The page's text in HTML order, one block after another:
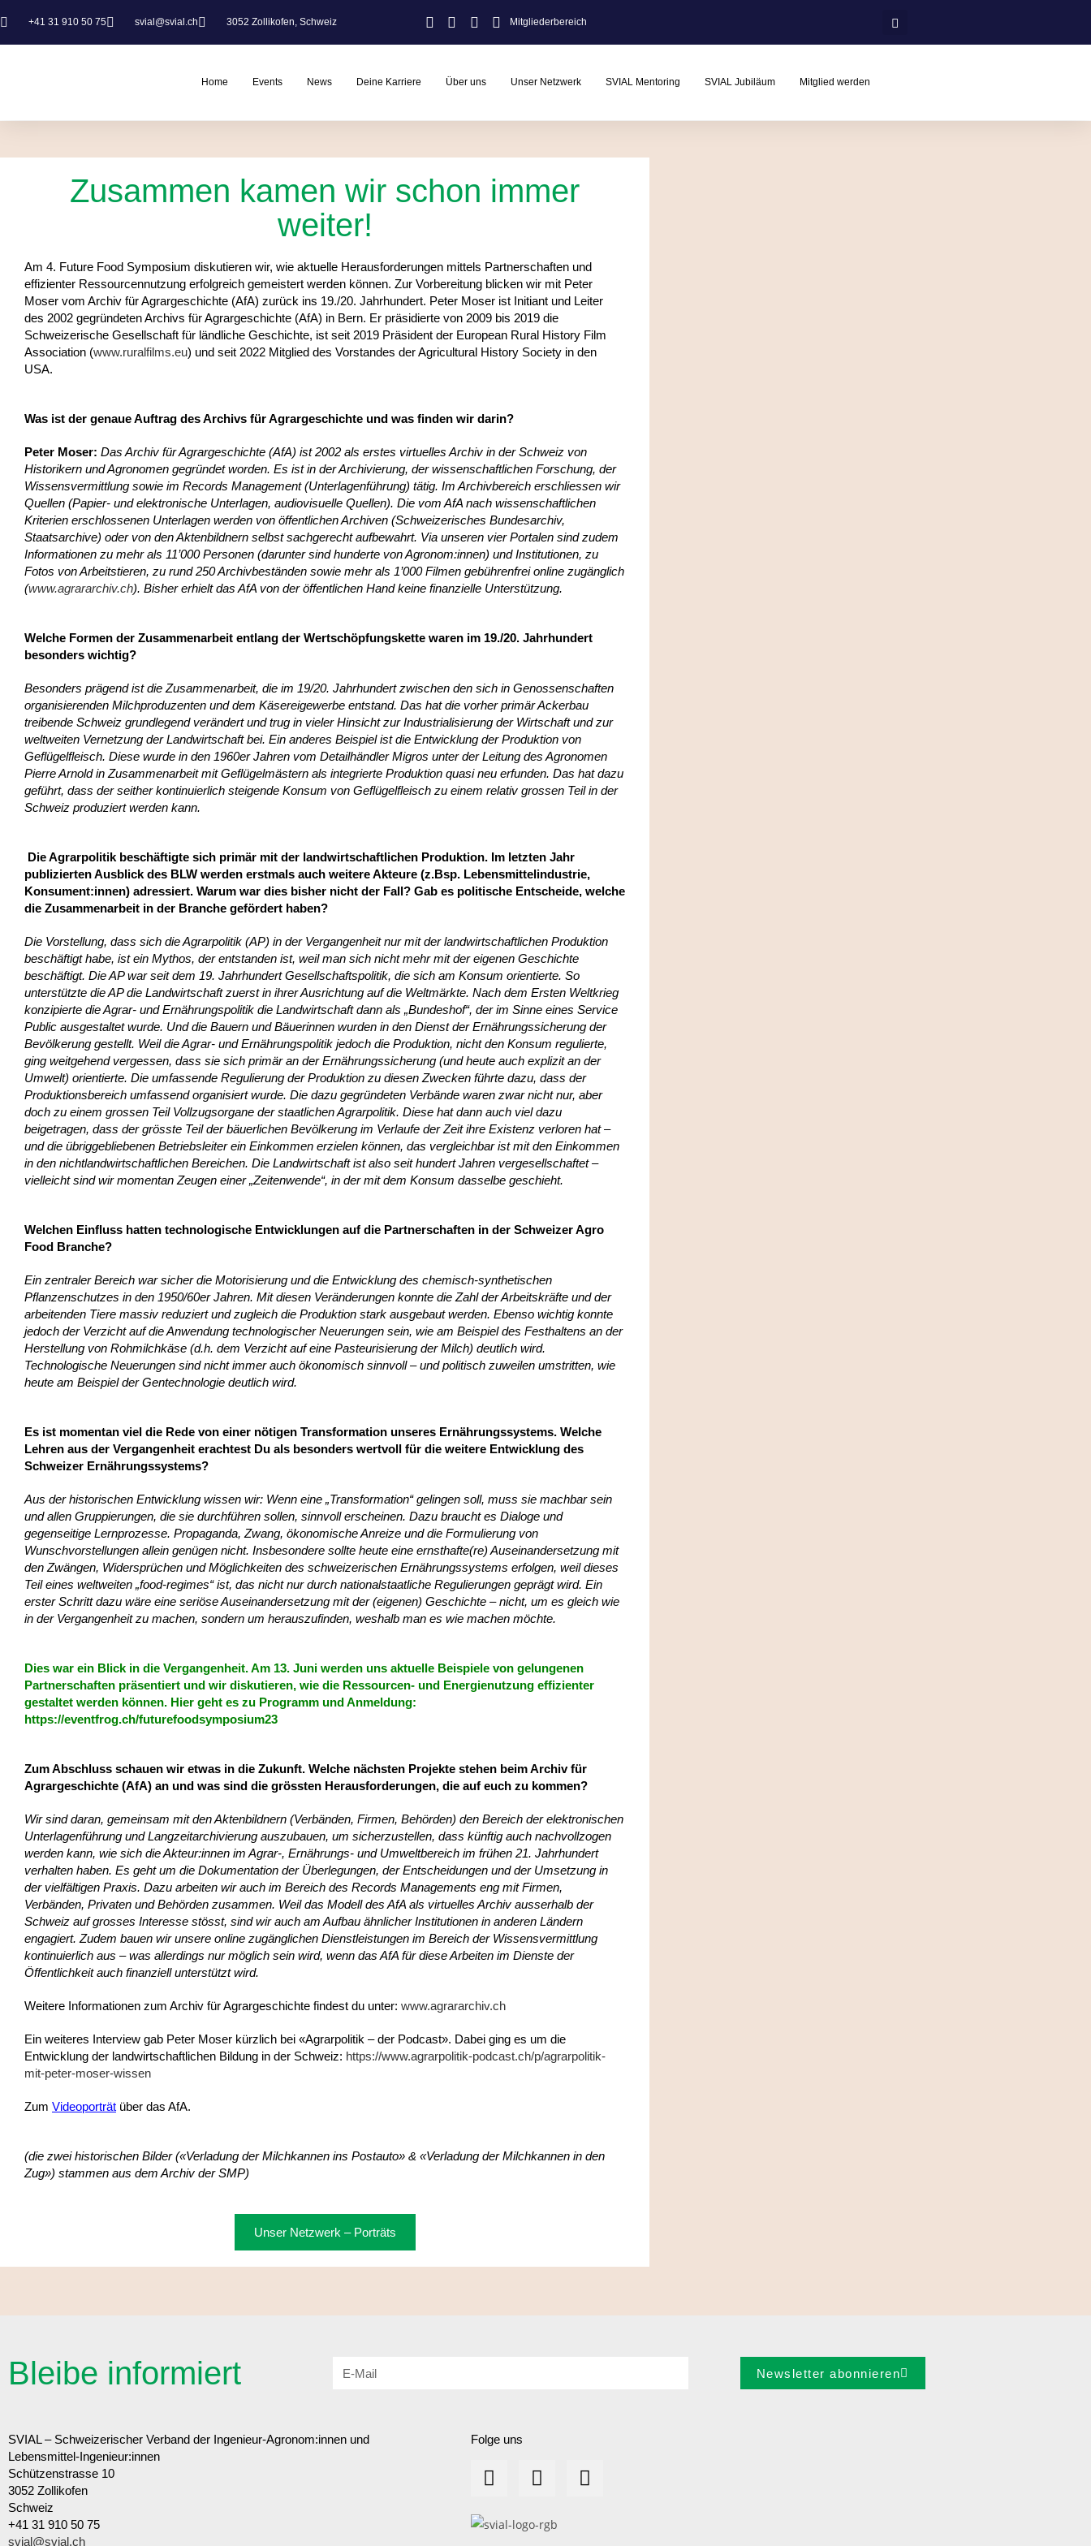
+41 31 910 50 75 svial@svial.ch 3052 Zollikofen, Schweiz Mitgliederbereich
Home Events News Deine Karriere Über uns Unser Netzwerk SVIAL Mentoring SVIAL Jubiläum Mitglied werden
Zusammen kamen wir schon immer
weiter!
Am 4. Future Food Symposium diskutieren wir, wie aktuelle Herausforderungen mittels Partnerschaften und
effizienter Ressourcennutzung erfolgreich gemeistert werden können. Zur Vorbereitung blicken wir mit Peter
Moser vom Archiv für Agrargeschichte (AfA) zurück ins 19./20. Jahrhundert. Peter Moser ist Initiant und Leiter
des 2002 gegründeten Archivs für Agrargeschichte (AfA) in Bern. Er präsidierte von 2009 bis 2019 die
Schweizerische Gesellschaft für ländliche Geschichte, ist seit 2019 Präsident der European Rural History Film
Association (www.ruralfilms.eu) und seit 2022 Mitglied des Vorstandes der Agricultural History Society in den
USA.
Was ist der genaue Auftrag des Archivs für Agrargeschichte und was finden wir darin?
Peter Moser: Das Archiv für Agrargeschichte (AfA) ist 2002 als erstes virtuelles Archiv in der Schweiz von
Historikern und Agronomen gegründet worden. Es ist in der Archivierung, der wissenschaftlichen Forschung, der
Wissensvermittlung sowie im Records Management (Unterlagenführung) tätig. Im Archivbereich erschliessen wir
Quellen (Papier- und elektronische Unterlagen, audiovisuelle Quellen). Die vom AfA nach wissenschaftlichen
Kriterien erschlossenen Unterlagen werden von öffentlichen Archiven (Schweizerisches Bundesarchiv,
Staatsarchive) oder von den Aktenbildnern selbst sachgerecht aufbewahrt. Via unseren vier Portalen sind zudem
Informationen zu mehr als 11’000 Personen (darunter sind hunderte von Agronom:innen) und Institutionen, zu
Fotos von Arbeitstieren, zu rund 250 Archivbeständen sowie mehr als 1’000 Filmen gebührenfrei online zugänglich
(www.agrararchiv.ch). Bisher erhielt das AfA von der öffentlichen Hand keine finanzielle Unterstützung.
Welche Formen der Zusammenarbeit entlang der Wertschöpfungskette waren im 19./20. Jahrhundert
besonders wichtig?
Besonders prägend ist die Zusammenarbeit, die im 19/20. Jahrhundert zwischen den sich in Genossenschaften
organisierenden Milchproduzenten und dem Käsereigewerbe entstand. Das hat die vorher primär Ackerbau
treibende Schweiz grundlegend verändert und trug in vieler Hinsicht zur Industrialisierung der Wirtschaft und zur
weltweiten Vernetzung der Landwirtschaft bei. Ein anderes Beispiel ist die Entwicklung der Produktion von
Geflügelfleisch. Diese wurde in den 1960er Jahren vom Detailhändler Migros unter der Leitung des Agronomen
Pierre Arnold in Zusammenarbeit mit Geflügelmästern als integrierte Produktion quasi neu erfunden. Das hat dazu
geführt, dass der seither kontinuierlich steigende Konsum von Geflügelfleisch zu einem relativ grossen Teil in der
Schweiz produziert werden kann.
Die Agrarpolitik beschäftigte sich primär mit der landwirtschaftlichen Produktion. Im letzten Jahr
publizierten Ausblick des BLW werden erstmals auch weitere Akteure (z.Bsp. Lebensmittelindustrie,
Konsument:innen) adressiert. Warum war dies bisher nicht der Fall? Gab es politische Entscheide, welche
die Zusammenarbeit in der Branche gefördert haben?
Die Vorstellung, dass sich die Agrarpolitik (AP) in der Vergangenheit nur mit der landwirtschaftlichen Produktion
beschäftigt habe, ist ein Mythos, der entstanden ist, weil man sich nicht mehr mit der eigenen Geschichte
beschäftigt. Die AP war seit dem 19. Jahrhundert Gesellschaftspolitik, die sich am Konsum orientierte. So
unterstützte die AP die Landwirtschaft zuerst in ihrer Ausrichtung auf die Weltmärkte. Nach dem Ersten Weltkrieg
konzipierte die Agrar- und Ernährungspolitik die Landwirtschaft dann als „Bundeshof“, der im Sinne eines Service
Public ausgestaltet wurde. Und die Bauern und Bäuerinnen wurden in den Dienst der Ernährungssicherung der
Bevölkerung gestellt. Weil die Agrar- und Ernährungspolitik jedoch die Produktion, nicht den Konsum regulierte,
ging weitgehend vergessen, dass sie sich primär an der Ernährungssicherung (und heute auch explizit an der
Umwelt) orientierte. Die umfassende Regulierung der Produktion zu diesen Zwecken führte dazu, dass der
Produktionsbereich umfassend organisiert wurde. Die dazu gegründeten Verbände waren zwar nicht nur, aber
doch zu einem grossen Teil Vollzugsorgane der staatlichen Agrarpolitik. Diese hat dann auch viel dazu
beigetragen, dass der grösste Teil der bäuerlichen Bevölkerung im Verlaufe der Zeit ihre Existenz verloren hat –
und die übriggebliebenen Betriebsleiter ein Einkommen erzielen können, das vergleichbar ist mit den Einkommen
in den nichtlandwirtschaftlichen Bereichen. Die Landwirtschaft ist also seit hundert Jahren vergesellschaftet –
vielleicht sind wir momentan Zeugen einer „Zeitenwende“, in der mit dem Konsum dasselbe geschieht.
Welchen Einfluss hatten technologische Entwicklungen auf die Partnerschaften in der Schweizer Agro
Food Branche?
Ein zentraler Bereich war sicher die Motorisierung und die Entwicklung des chemisch-synthetischen
Pflanzenschutzes in den 1950/60er Jahren. Mit diesen Veränderungen konnte die Zahl der Arbeitskräfte und der
arbeitenden Tiere massiv reduziert und zugleich die Produktion stark ausgebaut werden. Ebenso wichtig konnte
jedoch der Verzicht auf die Anwendung technologischer Neuerungen sein, wie am Beispiel des Festhaltens an der
Herstellung von Rohmilchkäse (d.h. dem Verzicht auf eine Pasteurisierung der Milch) deutlich wird.
Technologische Neuerungen sind nicht immer auch ökonomisch sinnvoll – und politisch zuweilen umstritten, wie
heute am Beispiel der Gentechnologie deutlich wird.
Es ist momentan viel die Rede von einer nötigen Transformation unseres Ernährungssystems. Welche
Lehren aus der Vergangenheit erachtest Du als besonders wertvoll für die weitere Entwicklung des
Schweizer Ernährungssystems?
Aus der historischen Entwicklung wissen wir: Wenn eine „Transformation“ gelingen soll, muss sie machbar sein
und allen Gruppierungen, die sie durchführen sollen, sinnvoll erscheinen. Dazu braucht es Dialoge und
gegenseitige Lernprozesse. Propaganda, Zwang, ökonomische Anreize und die Formulierung von
Wunschvorstellungen allein genügen nicht. Insbesondere sollte heute eine ernsthafte(re) Auseinandersetzung mit
den Zwängen, Widersprüchen und Möglichkeiten des schweizerischen Ernährungssystems erfolgen, weil dieses
Teil eines weltweiten „food-regimes“ ist, das nicht nur durch nationalstaatliche Regulierungen geprägt wird. Ein
erster Schritt dazu wäre eine seriöse Auseinandersetzung mit der (eigenen) Geschichte – nicht, um es gleich wie
in der Vergangenheit zu machen, sondern um herauszufinden, weshalb man es wie machen möchte.
Dies war ein Blick in die Vergangenheit. Am 13. Juni werden uns aktuelle Beispiele von gelungenen
Partnerschaften präsentiert und wir diskutieren, wie die Ressourcen- und Energienutzung effizienter
gestaltet werden können. Hier geht es zu Programm und Anmeldung:
https://eventfrog.ch/futurefoodsymposium23
Zum Abschluss schauen wir etwas in die Zukunft. Welche nächsten Projekte stehen beim Archiv für
Agrargeschichte (AfA) an und was sind die grössten Herausforderungen, die auf euch zu kommen?
Wir sind daran, gemeinsam mit den Aktenbildnern (Verbänden, Firmen, Behörden) den Bereich der elektronischen
Unterlagenführung und Langzeitarchivierung auszubauen, um sicherzustellen, dass künftig auch nachvollzogen
werden kann, wie sich die Akteur:innen im Agrar-, Ernährungs- und Umweltbereich im frühen 21. Jahrhundert
verhalten haben. Es geht um die Dokumentation der Überlegungen, der Entscheidungen und der Umsetzung in
der vielfältigen Praxis. Dazu arbeiten wir auch im Bereich des Records Managements eng mit Firmen,
Verbänden, Privaten und Behörden zusammen. Weil das Modell des AfA als virtuelles Archiv ausserhalb der
Schweiz auf grosses Interesse stösst, sind wir auch am Aufbau ähnlicher Institutionen in anderen Ländern
engagiert. Zudem bauen wir unsere online zugänglichen Dienstleistungen im Bereich der Wissensvermittlung
kontinuierlich aus – was allerdings nur möglich sein wird, wenn das AfA für diese Arbeiten im Dienste der
Öffentlichkeit auch finanziell unterstützt wird.
Weitere Informationen zum Archiv für Agrargeschichte findest du unter: www.agrararchiv.ch
Ein weiteres Interview gab Peter Moser kürzlich bei «Agrarpolitik – der Podcast». Dabei ging es um die
Entwicklung der landwirtschaftlichen Bildung in der Schweiz: https://www.agrarpolitik-podcast.ch/p/agrarpolitik-
mit-peter-moser-wissen
Zum Videoporträt über das AfA.
(die zwei historischen Bilder («Verladung der Milchkannen ins Postauto» & «Verladung der Milchkannen in den
Zug») stammen aus dem Archiv der SMP)
Unser Netzwerk – Porträts
Bleibe informiert Newsletter abonnieren
SVIAL – Schweizerischer Verband der Ingenieur-Agronom:innen und
Lebensmittel-Ingenieur:innen
Schützenstrasse 10
3052 Zollikofen
Schweiz
+41 31 910 50 75
svial@svial.ch
Folge uns